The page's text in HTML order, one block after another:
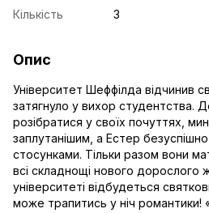
Кількість
3
Опис
Університет Шеффілда відчинив
затягнуло у вихор студентства.
розібратися у своїх почуттях,
заплутанішим, а Естер
стосунками. Тільки разом вони
всі складнощі нового дорослого
університеті відбудеться
може трапитись у ніч романтики!